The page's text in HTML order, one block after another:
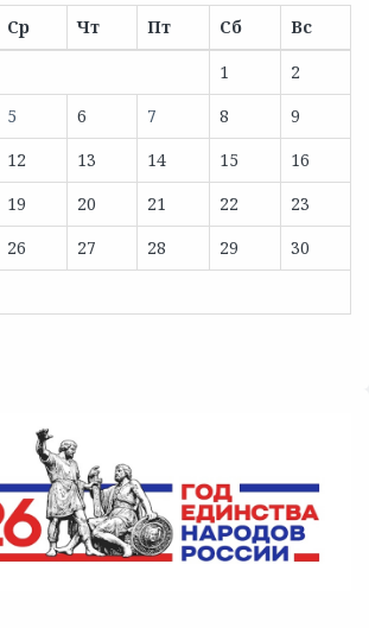
Ср Чт Пт Сб
Вс
1
2
5 6 7 8
9
12 13 14 15
16
19 20 21 22
23
26 27 28 29
30